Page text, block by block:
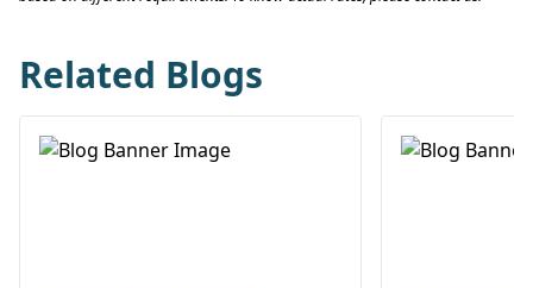
Related Blogs